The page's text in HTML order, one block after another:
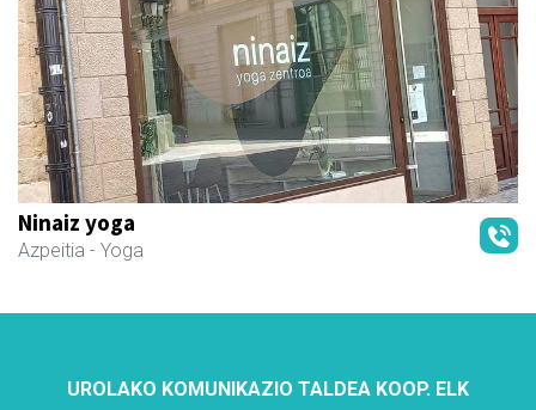
Ninaiz yoga
Azpeitia - Yoga
UROLAKO KOMUNIKAZIO TALDEA KOOP. ELK